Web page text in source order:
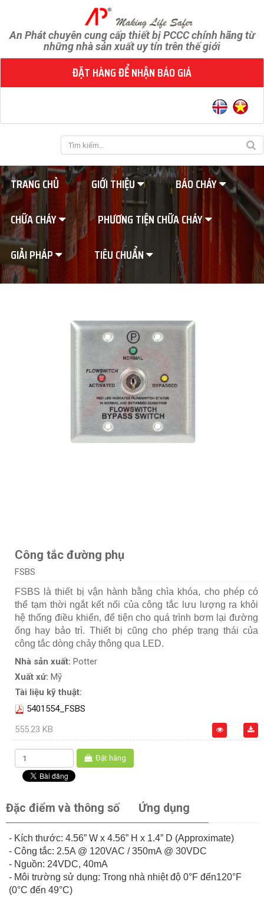
An Phát chuyên cung cấp thiết bị PCCC chính hãng từ
những nhà sản xuất uy tín trên thế giới
ĐẶT HÀNG ĐỂ NHẬN BÁO GIÁ
TRANG CHỦ GIỚI THIỆU
BÁO CHÁY
CHỮA CHÁY
PHƯƠNG TIỆN CHỮA CHÁY
GIẢI PHÁP
TIÊU CHUẨN
Công tắc đường phụ
FSBS
FSBS là thiết bị vận hành bằng chìa khóa, cho phép có
thể tạm thời ngắt kết nối của công tắc lưu lượng ra khỏi
hệ thống điều khiển, để tiện cho quá trình bơm lại đường
ống hay bảo trì. Thiết bị cũng cho phép trạng thái của
công tắc dòng chảy thông qua LED.
Nhà sản xuất: Potter
Xuất xứ: Mỹ
Tài liệu kỹ thuật:
5401554_FSBS
555.23 KB
Đặt hàng
Đặc điểm và thông số Ứng dụng
- Kích thước: 4.56” W x 4.56” H x 1.4” D (Approximate)
- Công tắc: 2.5A @ 120VAC / 350mA @ 30VDC
- Nguồn: 24VDC, 40mA
- Môi trường sử dụng: Trong nhà nhiệt độ 0°F đến120°F
(0°C đến 49°C)